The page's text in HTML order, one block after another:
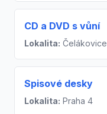
CD a DVD s vůní
Lokalita: Čelákovice
Spisové desky
Lokalita: Praha 4